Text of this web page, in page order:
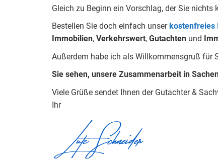
Gleich zu Beginn ein Vorschlag, der Sie nichts
Bestellen Sie doch einfach unserkostenfreies
Immobilien, Verkehrswert, Gutachten und
Außerdem habe ich als Willkommensgruß für
Sie sehen, unsere Zusammenarbeit in
Viele Grüße sendet Ihnen der Gutachter &
Ihr
Lutz Schneider